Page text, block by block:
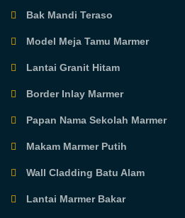
Bak Mandi Teraso
Model Meja Tamu Marmer
Lantai Granit Hitam
Border Inlay Marmer
Papan Nama Sekolah Marmer
Makam Marmer Putih
Wall Cladding Batu Alam
Lantai Marmer Bakar